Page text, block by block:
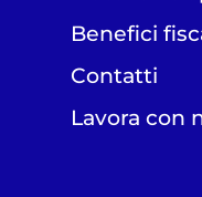
Benefici
Contatti
Lavora con